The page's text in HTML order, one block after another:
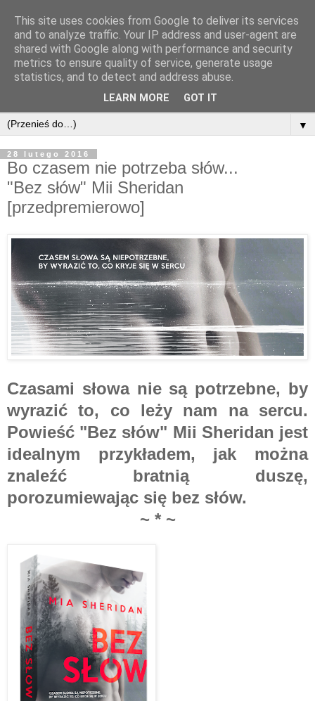
▼
28 lutego 2016
Bo czasem nie potrzeba słów...
"Bez słów" Mii Sheridan
[przedpremierowo]
Czasami słowa nie są potrzebne, by
wyrazić to, co leży nam na sercu.
Powieść "Bez słów" Mii Sheridan jest
idealnym przykładem, jak można
znaleźć bratnią duszę,
porozumiewając się bez słów.
~ * ~
This site uses cookies from Google to deliver its services
and to analyze traffic. Your IP address and user-agent are
shared with Google along with performance and security
metrics to ensure quality of service, generate usage
statistics, and to detect and address abuse.
LEARN MORE GOT IT